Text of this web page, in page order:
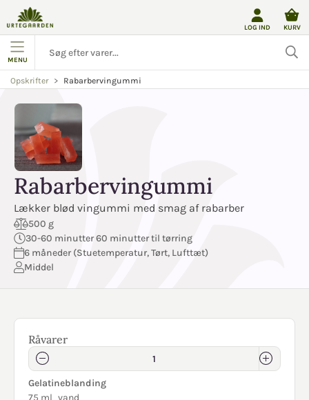
LOG IND KURV
MENU
Opskrifter Rabarbervingummi
Rabarbervingummi
Lækker blød vingummi med smag af rabarber
500 g
30-60 minutter 60 minutter til tørring
6 måneder (Stuetemperatur, Tørt, Lufttæt)
Middel
Råvarer
Gelatineblanding
75 ml vand